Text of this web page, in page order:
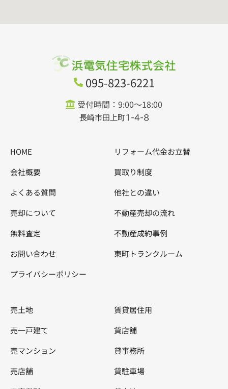
095-823-6221
受付時間：9:00～18:00
長崎市田上町1-4-8
HOME
会社概要
よくある質問
売却について
無料査定
お問い合わせ
プライバシーポリシー
リフォーム代金お立替
買取り制度
他社との違い
不動産売却の流れ
不動産成約事例
東町トランクルーム
売土地
売一戸建て
売マンション
売店舗
賃貸居住用
貸店舗
貸事務所
貸駐車場